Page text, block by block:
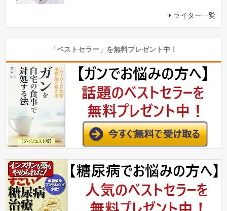
ライター一覧
「ベストセラー」を無料プレゼント中！